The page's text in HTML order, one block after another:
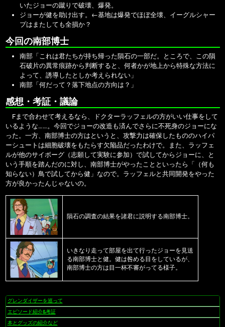
いたジョーの蹴りで破壊、爆発。
ジョーが健を助け出す。 ←基地は爆発でほぼ全壊、イーグルシャー
プはまたしても全損か？
今回の南部博士
南部「これは君たちが持ち帰った隕石の一部だ。ところで、この隕
石破片の異常痕跡から判断すると、何者かが地上から特殊な方法に
よって、誘導したとしか考えられない」
南部「何だって？落下地点の方向は？」
感想・考証・議論
Fまで合わせて考えるなら、ドクターラッフェルの方がいい仕事をして
いるような……。今回でジョーの改造も済んでさらに不死身のジョーにな
った。一方、南部博士の方はというと、攻撃力は確保したもののハイパ
ーシュートは細胞破壊をもたらす欠陥品だったわけで。また、ラッフェ
ルが他のサイボーグ（志願して実験に参加）で試してからジョーに、と
いう手順を踏んだのに対し、南部博士がやったことといったら「（何も
知らない）鳥で試してから健」なので。ラッフェルと共同開発をやった
方が良かったんじゃないの。
隕石の調査の結果を諸君に説明する南部博士。
いきなり走って部屋を出て行ったジョーを見送
る南部博士と健。健は咎める目をしているが、
南部博士の方は目一杯不審がってる様子。
ナ
ビ
ゲ
グレンダイザーを巡って
エピソード紹介&考証
本とグッズの紹介など